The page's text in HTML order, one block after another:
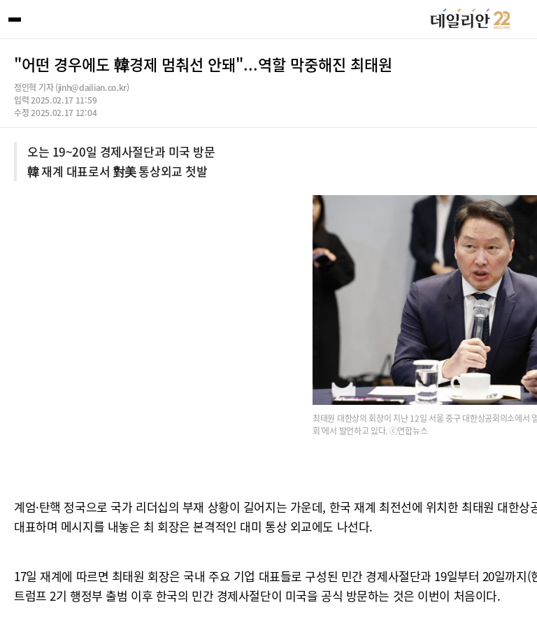
"어떤 경우에도 韓경제 멈춰선 안돼"...역할 막중해진 최태원
정인혁 기자 (jinh@dailian.co.kr)
입력 2025.02.17 11:59
수정 2025.02.17 12:04
오는 19~20일 경제사절단과 미국 방문
韓 재계 대표로서 對美 통상외교 첫발
최태원 대한상의 회장이 지난 12일 서울 중구 대한상공회의소에서
회’에서 발언하고 있다. ⓒ연합뉴스
계엄·탄핵 정국으로 국가 리더십의 부재 상황이 길어지는 가운데, 한국 재계 최전선에 위치한 최태원 대한
대표하며 메시지를 내놓은 최 회장은 본격적인 대미 통상 외교에도 나선다.
17일 재계에 따르면 최태원 회장은 국내 주요 기업 대표들로 구성된 민간 경제사절단과 19일부터 20일까
트럼프 2기 행정부 출범 이후 한국의 민간 경제사절단이 미국을 공식 방문하는 것은 이번이 처음이다.